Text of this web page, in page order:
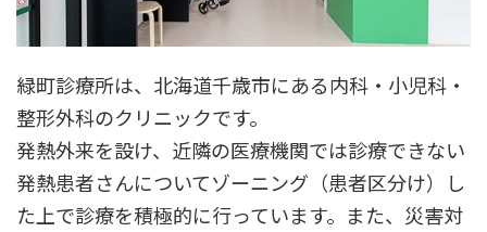
緑町診療所は、北海道千歳市にある内科・小児科・
整形外科のクリニックです。
発熱外来を設け、近隣の医療機関では診療できない
発熱患者さんについてゾーニング（患者区分け）し
た上で診療を積極的に行っています。また、災害対